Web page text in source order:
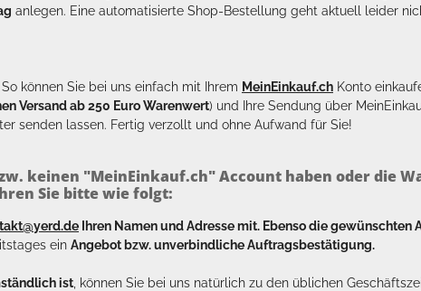
anlegen. Eine automatisierte Shop-Bestellung geht aktuell leider
So können Sie bei uns einfach mit Ihrem MeinEinkauf.ch Konto
Versand ab 250 Euro Warenwert) und Ihre Sendung über
senden lassen. Fertig verzollt und ohne Aufwand für Sie!
keinen "MeinEinkauf.ch" Account haben oder die
Sie bitte wie folgt:
Ihren Namen und Adresse mit. Ebenso die gewünschten
ein Angebot bzw. unverbindliche Auftragsbestätigung.
ist , können Sie bei uns natürlich zu den üblichen